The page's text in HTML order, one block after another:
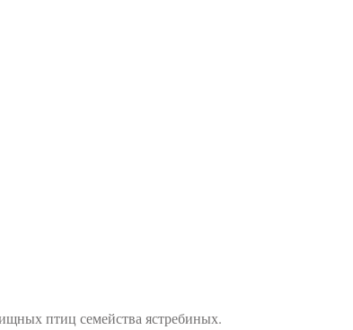
птиц семейства ястребиных.